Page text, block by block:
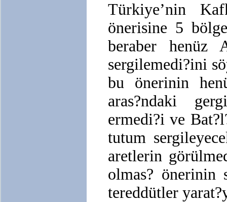
Türkiye’nin
önerisine 5
beraber henüz
sergilemedi?ini
bu önerinin
aras?ndaki
ermedi?i ve
tutum
aretlerin
olmas? önerinin
tereddütler